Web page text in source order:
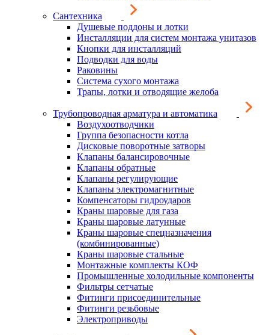
Сантехника
Душевые поддоны и лотки
Инсталляции для систем монтажа унитазов
Кнопки для инсталляций
Подводки для воды
Раковины
Система сухого монтажа
Трапы, лотки и отводящие желоба
Трубопроводная арматура и автоматика
Воздухоотводчики
Группа безопасности котла
Дисковые поворотные затворы
Клапаны балансировочные
Клапаны обратные
Клапаны регулирующие
Клапаны электромагнитные
Компенсаторы гидроударов
Краны шаровые для газа
Краны шаровые латунные
Краны шаровые спецназначения
(комбинированные)
Краны шаровые стальные
Монтажные комплекты КОФ
Промышленные холодильные компоненты
Фильтры сетчатые
Фитинги присоединительные
Фитинги резьбовые
Электроприводы